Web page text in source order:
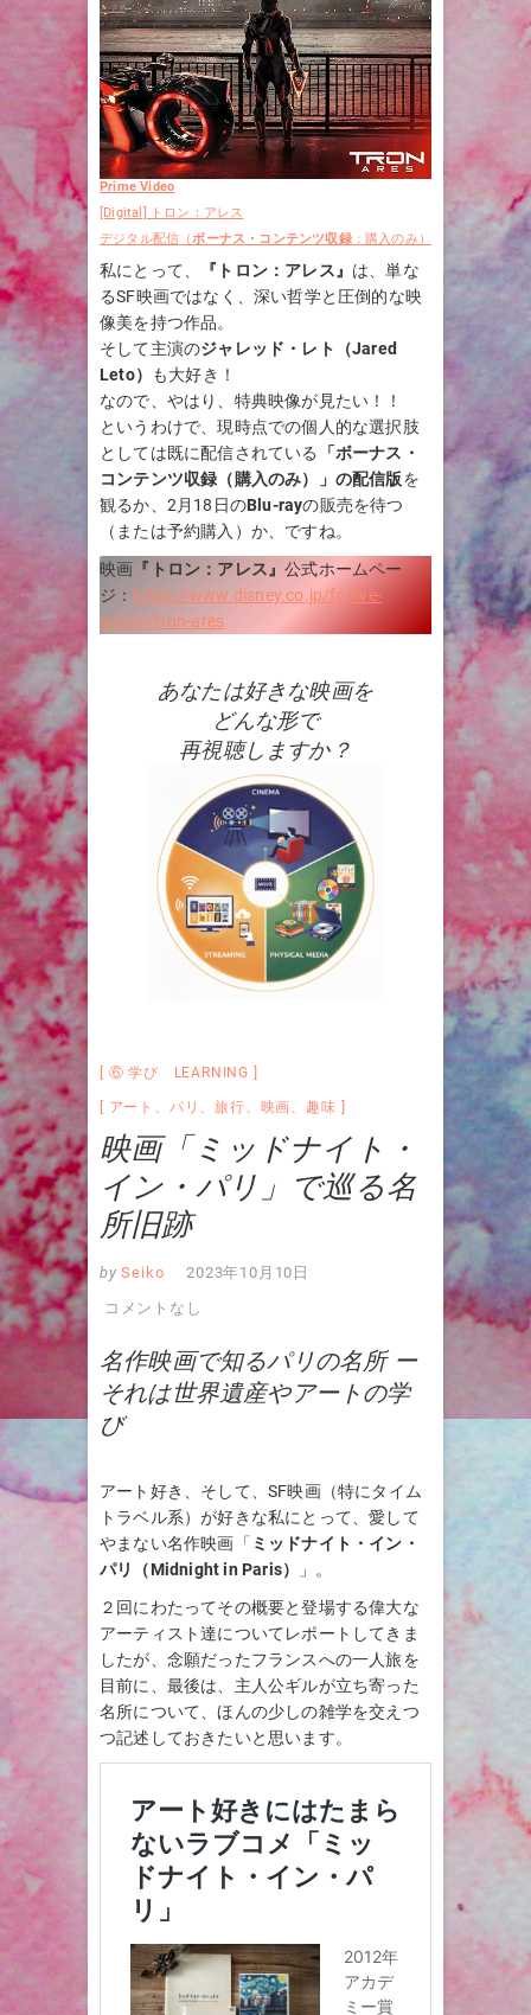
Prime Video
[Digital] トロン：アレス
デジタル配信（ボーナス・コンテンツ収録：購入のみ）
私にとって、 『トロン：アレス』 は、単な
るSF映画ではなく、深い哲学と圧倒的な映
像美を持つ作品。
そして主演のジャレッド・レト（Jared
Leto）
も大好き！
なので、やはり、特典映像が見たい！！
というわけで、現時点での個人的な選択肢
としては既に配信されている
「ボーナス・
コンテンツ収録（購入のみ）」の配信版を
観るか、2月18日のBlu-rayの販売を待つ
（または予約購入）か、ですね。
映画 『 トロン：アレス 』公式ホームペー
ジ： https://www.disney.co.jp/fc/live-
action/tron-ares
あなたは好きな映画を
どんな形で
再視聴しますか？
⑥ 学び LEARNING
アート 、 パリ 、旅行、 映画、 趣味
映画「ミッドナイト・
イン・パリ」で巡る名
所旧跡
by Seiko
2023年10月10日
コメントなし
名作映画で知るパリの名所 ー
それは世界遺産やアートの学
び
アート好き、そして、SF映画（特にタイム
トラベル系）が好きな私にとって、愛して
やまない名作映画「 ミッドナイト・イン・
パリ（Midnight in Paris）
」。
２回にわたってその概要と登場する偉大な
アーティスト達についてレポートしてきま
したが、念願だったフランスへの一人旅を
目前に、最後は、主人公ギルが立ち寄った
名所について、ほんの少しの雑学を交えつ
つ記述しておきたいと思います。